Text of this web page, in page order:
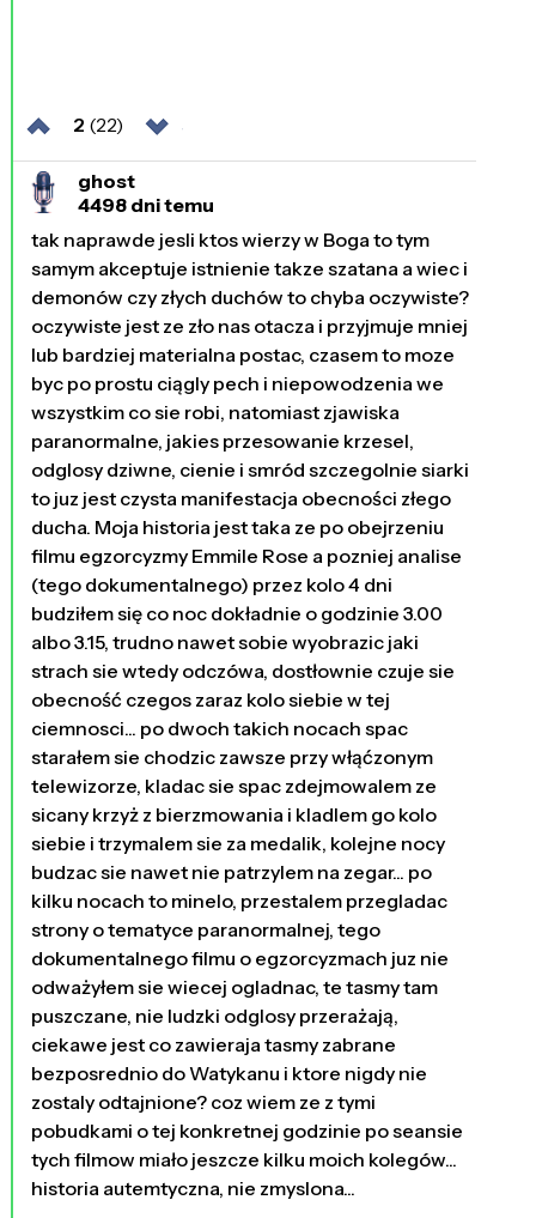
2 (22)
ghost
4498 dni temu
tak naprawde jesli ktos wierzy w Boga to tym
samym akceptuje istnienie takze szatana a wiec i
demonów czy złych duchów to chyba oczywiste?
oczywiste jest ze zło nas otacza i przyjmuje mniej
lub bardziej materialna postac, czasem to moze
byc po prostu ciągly pech i niepowodzenia we
wszystkim co sie robi, natomiast zjawiska
paranormalne, jakies przesowanie krzesel,
odglosy dziwne, cienie i smród szczegolnie siarki
to juz jest czysta manifestacja obecności złego
ducha. Moja historia jest taka ze po obejrzeniu
filmu egzorcyzmy Emmile Rose a pozniej analise
(tego dokumentalnego) przez kolo 4 dni
budziłem się co noc dokładnie o godzinie 3.00
albo 3.15, trudno nawet sobie wyobrazic jaki
strach sie wtedy odczówa, dostłownie czuje sie
obecność czegos zaraz kolo siebie w tej
ciemnosci... po dwoch takich nocach spac
starałem sie chodzic zawsze przy włąćzonym
telewizorze, kladac sie spac zdejmowalem ze
sicany krzyż z bierzmowania i kladlem go kolo
siebie i trzymalem sie za medalik, kolejne nocy
budzac sie nawet nie patrzylem na zegar... po
kilku nocach to minelo, przestalem przegladac
strony o tematyce paranormalnej, tego
dokumentalnego filmu o egzorcyzmach juz nie
odważyłem sie wiecej ogladnac, te tasmy tam
puszczane, nie ludzki odglosy przerażają,
ciekawe jest co zawieraja tasmy zabrane
bezposrednio do Watykanu i ktore nigdy nie
zostaly odtajnione? coz wiem ze z tymi
pobudkami o tej konkretnej godzinie po seansie
tych filmow miało jeszcze kilku moich kolegów...
historia autemtyczna, nie zmyslona...